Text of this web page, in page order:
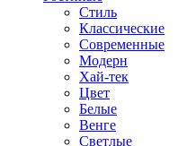
Стиль
Классические
Современные
Модерн
Хай-тек
Цвет
Белые
Венге
Светлые